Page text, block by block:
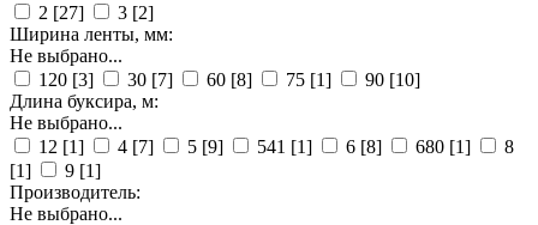
2 [27] 3 [2]
Ширина ленты, мм:
Не выбрано...
120 [3] 30 [7] 60 [8] 75 [1] 90 [10]
Длина буксира, м:
Не выбрано...
12 [1] 4 [7] 5 [9] 541 [1] 6 [8] 680 [1]
8
[1]
9 [1]
Производитель:
Не выбрано...